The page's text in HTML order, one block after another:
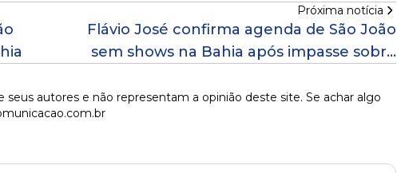
Próxima notícia
Flávio José confirma agenda de São João
sem shows na Bahia após impasse sobre
autores e não representam a opinião deste site. Se achar algo